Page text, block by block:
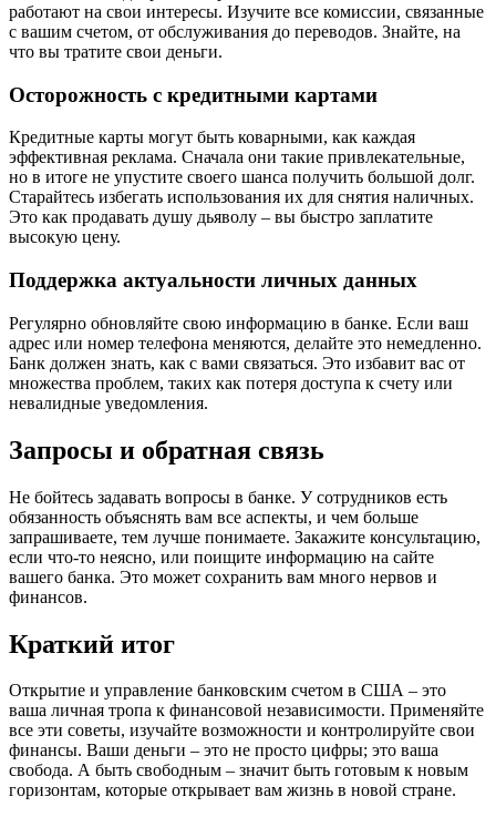
работают на свои интересы. Изучите все комиссии, связанные
с вашим счетом, от обслуживания до переводов. Знайте, на
что вы тратите свои деньги.
Осторожность с кредитными картами
Кредитные карты могут быть коварными, как каждая
эффективная реклама. Сначала они такие привлекательные,
но в итоге не упустите своего шанса получить большой долг.
Старайтесь избегать использования их для снятия наличных.
Это как продавать душу дьяволу – вы быстро заплатите
высокую цену.
Поддержка актуальности личных данных
Регулярно обновляйте свою информацию в банке. Если ваш
адрес или номер телефона меняются, делайте это немедленно.
Банк должен знать, как с вами связаться. Это избавит вас от
множества проблем, таких как потеря доступа к счету или
невалидные уведомления.
Запросы и обратная связь
Не бойтесь задавать вопросы в банке. У сотрудников есть
обязанность объяснять вам все аспекты, и чем больше
запрашиваете, тем лучше понимаете. Закажите консультацию,
если что-то неясно, или поищите информацию на сайте
вашего банка. Это может сохранить вам много нервов и
финансов.
Краткий итог
Открытие и управление банковским счетом в США – это
ваша личная тропа к финансовой независимости. Применяйте
все эти советы, изучайте возможности и контролируйте свои
финансы. Ваши деньги – это не просто цифры; это ваша
свобода. А быть свободным – значит быть готовым к новым
горизонтам, которые открывает вам жизнь в новой стране.